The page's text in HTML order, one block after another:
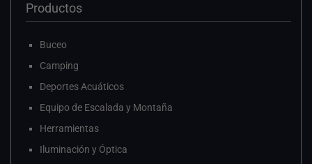
Productos
Buceo
Camping
Deportes Acuáticos
Equipo de Escalada y Montaña
Herramientas
Iluminación y Óptica